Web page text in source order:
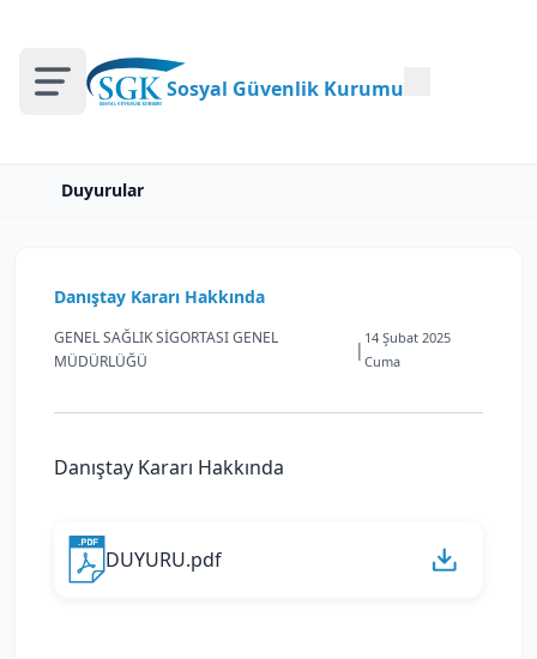
Sosyal Güvenlik Kurumu
Duyurular
Danıştay Kararı Hakkında
GENEL SAĞLIK SİGORTASI GENEL
MÜDÜRLÜĞÜ
|
14 Şubat 2025
Cuma
Danıştay Kararı Hakkında
DUYURU.pdf